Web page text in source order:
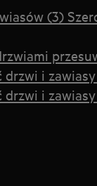
(3)
i zawiasy
drzwi i